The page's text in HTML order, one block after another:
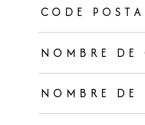
CODE
NOMBRE DE
NOMBRE DE